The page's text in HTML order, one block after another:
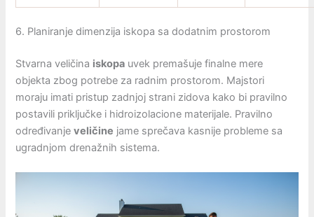
6. Planiranje dimenzija iskopa sa dodatnim prostorom
Stvarna veličina iskopa uvek premašuje finalne mere
objekta zbog potrebe za radnim prostorom. Majstori
moraju imati pristup zadnjoj strani zidova kako bi pravilno
postavili priključke i hidroizolacione materijale. Pravilno
određivanjeveličine jame sprečava kasnije probleme sa
ugradnjom drenažnih sistema.